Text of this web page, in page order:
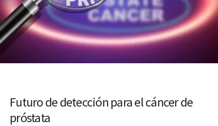
Futuro de detección para el cáncer de
próstata